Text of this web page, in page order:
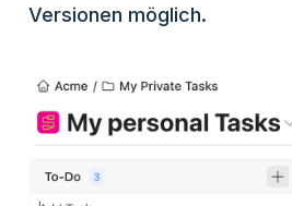
Versionen möglich.